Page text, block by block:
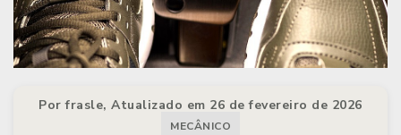
Por frasle, Atualizado em 26 de fevereiro de 2026
MECÂNICO